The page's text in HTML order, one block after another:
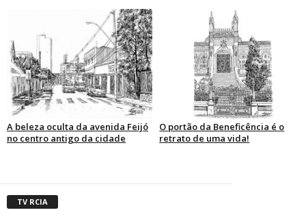
A beleza oculta da avenida Feijó
no centro antigo da cidade
O portão da Beneficência é o
retrato de uma vida!
TV RCIA